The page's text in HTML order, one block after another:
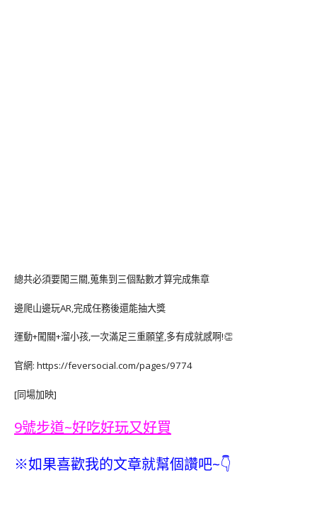
總共必須要闖三關,蒐集到三個點數才算完成集章
邊爬山邊玩AR,完成任務後還能抽大獎
運動+闖關+溜小孩,一次滿足三重願望,多有成就感啊!👏
官網: https://feversocial.com/pages/9774
[同場加映]
9號步道~好吃好玩又好買
※如果喜歡我的文章就幫個讚吧~👇